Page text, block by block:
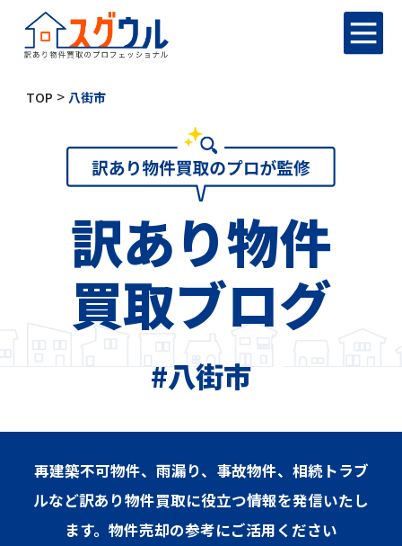
TOP > 八街市
訳あり物件
買取ブログ
#八街市
再建築不可物件、雨漏り、事故物件、相続トラブ
ルなど訳あり物件買取に役立つ情報を発信いたし
ます。物件売却の参考にご活用ください